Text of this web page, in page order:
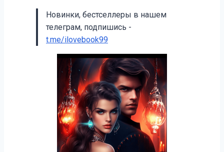
Новинки, бестселлеры в нашем
телеграм, подпишись -
t.me/ilovebook99